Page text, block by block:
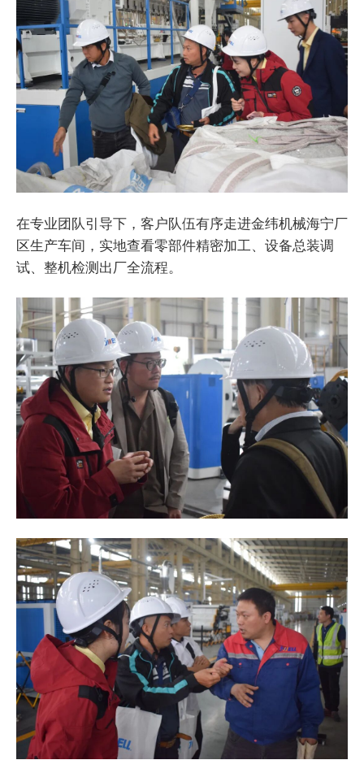
在专业团队引导下，客户队伍有序走进金纬机械海宁厂
区生产车间，实地查看零部件精密加工、设备总装调
试、整机检测出厂全流程。